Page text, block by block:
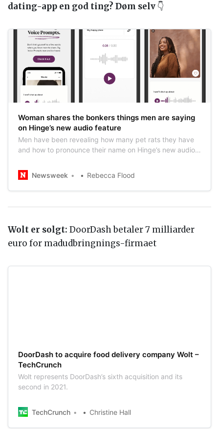
dating-app en god ting? Døm selv 👇
Woman shares the bonkers things men are saying
on Hinge’s new audio feature
Men have been revealing how many pet rats they have
and how to pronounce their name on Hinge’s new audio
Newsweek
Rebecca Flood
Wolt er solgt: DoorDash betaler 7 milliarder
euro for madudbringnings-firmaet
DoorDash to acquire food delivery company Wolt –
TechCrunch
Wolt represents DoorDash’s sixth acquisition and its
second in 2021.
TechCrunch Christine Hall